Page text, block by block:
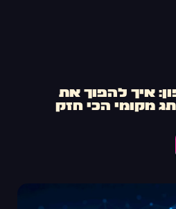
איך להפוך את
מקומי הכי חזק